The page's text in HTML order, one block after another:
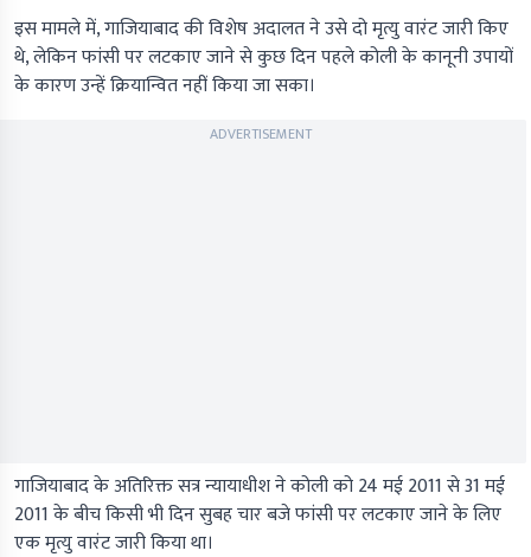
इस मामले में, गाजियाबाद की विशेष अदालत ने उसे दो मृत्यु वारंट जारी किए
थे, लेकिन फांसी पर लटकाए जाने से कुछ दिन पहले कोली के कानूनी उपायों
के कारण उन्हें क्रियान्वित नहीं किया जा सका।
ADVERTISEMENT
गाजियाबाद के अतिरिक्त सत्र न्यायाधीश ने कोली को 24 मई 2011 से 31 मई
2011 के बीच किसी भी दिन सुबह चार बजे फांसी पर लटकाए जाने के लिए
एक मृत्यु वारंट जारी किया था।